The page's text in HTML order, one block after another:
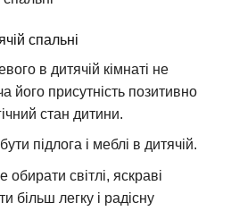
спальні
в дитячій кімнаті не
його присутність позитивно
стан дитини.
підлога і меблі в дитячій.
світлі, яскраві
більш легку і радісну